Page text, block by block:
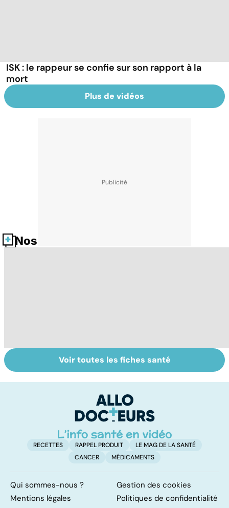
ISK : le rappeur se confie sur son rapport à la
mort
Plus de vidéos
Nos fiches santé
La tuberculose
pulmonaire
Le paludisme, un
fléau planétaire
Voir toutes les fiches santé
RECETTES RAPPEL PRODUIT
LE MAG DE LA SANTÉ
CANCER
MÉDICAMENTS
Qui sommes-nous ?
Gestion des cookies
Mentions légales
Politiques de confidentialité